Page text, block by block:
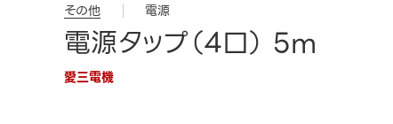
その他 電源
電源タップ（4口） 5m
愛三電機